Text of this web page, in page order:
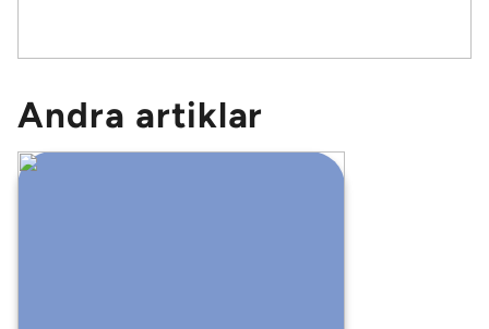
Andra artiklar